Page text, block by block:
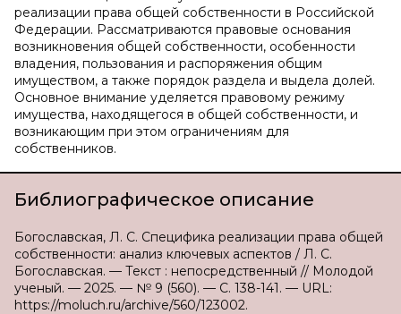
реализации права общей собственности в Российской
Федерации. Рассматриваются правовые основания
возникновения общей собственности, особенности
владения, пользования и распоряжения общим
имуществом, а также порядок раздела и выдела долей.
Основное внимание уделяется правовому режиму
имущества, находящегося в общей собственности, и
возникающим при этом ограничениям для
собственников.
Библиографическое описание
Богославская, Л. С. Специфика реализации права общей
собственности: анализ ключевых аспектов / Л. С.
Богославская. — Текст : непосредственный // Молодой
ученый. — 2025. — № 9 (560). — С. 138-141. — URL:
https://moluch.ru/archive/560/123002.